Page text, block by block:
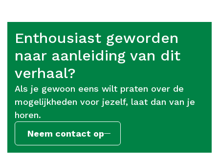
Enthousiast geworden
naar aanleiding van dit
verhaal?
Als je gewoon eens wilt praten over de
mogelijkheden voor jezelf, laat dan van je
horen.
Neem contact op